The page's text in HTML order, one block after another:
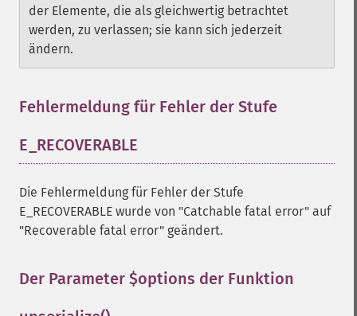
der Elemente, die als gleichwertig betrachtet
werden, zu verlassen; sie kann sich jederzeit
ändern.
Fehlermeldung für Fehler der Stufe
E_RECOVERABLE
Die Fehlermeldung für Fehler der Stufe
E_RECOVERABLE wurde von "Catchable fatal error" auf
"Recoverable fatal error" geändert.
Der Parameter $options der Funktion